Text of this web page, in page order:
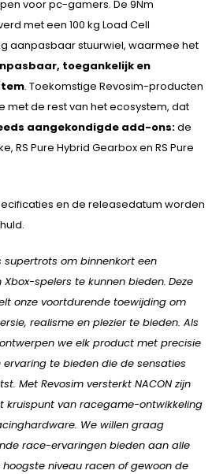
voor pc-gamers. De 9Nm
met een 100 kg Load Cell
aanpasbaar stuurwiel, waarmee het
toegankelijk en
. Toekomstige Revosim-producten
met de rest van het ecosystem, dat
aangekondigde add-ons:de
RS Pure Hybrid Gearbox en RS Pure
en de releasedatum worden
supertrots om binnenkort een
spelers te kunnen bieden. Deze
onze voortdurende toewijding om
realisme en plezier te bieden. Als
we elk product met precisie
te bieden die de sensaties
Met Revosim versterkt NACON zijn
kruispunt van racegame-ontwikkeling
We willen graag
race-ervaringen bieden aan alle
niveau racen of gewoon de